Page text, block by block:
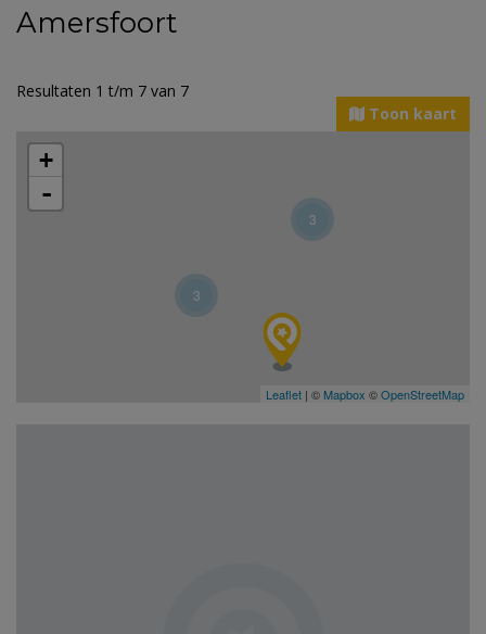
Amersfoort
Resultaten 1 t/m 7 van 7
Toon kaart
3
3
+
-
Leaflet | © Mapbox ©OpenStreetMap